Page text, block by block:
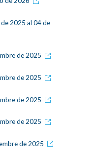
2025 al 04 de
de 2025
de 2025
de 2025
de 2025
de 2025